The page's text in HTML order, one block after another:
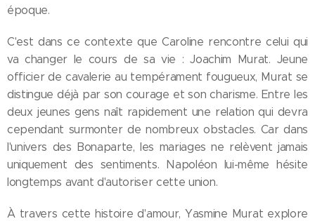
époque.
C'est dans ce contexte que Caroline rencontre celui qui
va changer le cours de sa vie : Joachim Murat. Jeune
officier de cavalerie au tempérament fougueux, Murat se
distingue déjà par son courage et son charisme. Entre les
deux jeunes gens naît rapidement une relation qui devra
cependant surmonter de nombreux obstacles. Car dans
l'univers des Bonaparte, les mariages ne relèvent jamais
uniquement des sentiments. Napoléon lui-même hésite
longtemps avant d'autoriser cette union.
À travers cette histoire d'amour, Yasmine Murat explore